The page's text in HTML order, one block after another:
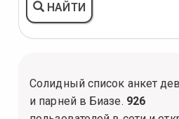
НАЙТИ
Солидный список анкет
и парней в Биазе. 926